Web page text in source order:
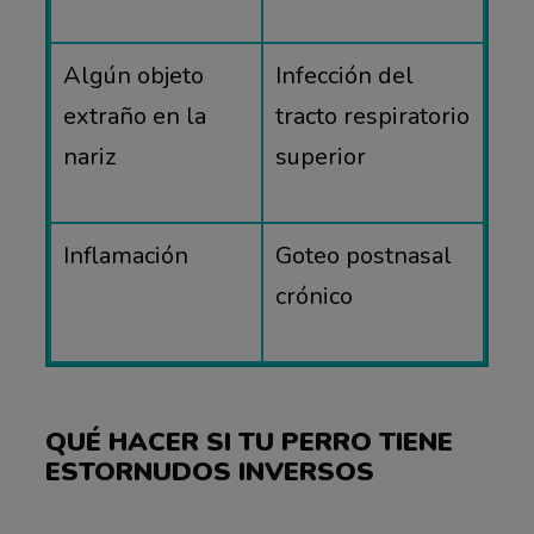
Algún objeto
extraño en la
nariz
Infección del
tracto respiratorio
superior
Inflamación
Goteo postnasal
crónico
QUÉ HACER SI TU PERRO TIENE
ESTORNUDOS INVERSOS